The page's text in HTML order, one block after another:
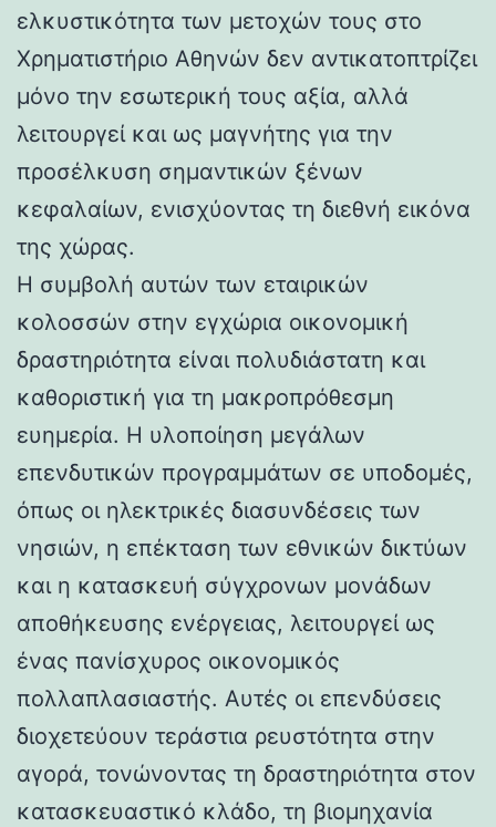
ελκυστικότητα των μετοχών τους στο
Χρηματιστήριο Αθηνών δεν αντικατοπτρίζει
μόνο την εσωτερική τους αξία, αλλά
λειτουργεί και ως μαγνήτης για την
προσέλκυση σημαντικών ξένων
κεφαλαίων, ενισχύοντας τη διεθνή εικόνα
της χώρας.
Η συμβολή αυτών των εταιρικών
κολοσσών στην εγχώρια οικονομική
δραστηριότητα είναι πολυδιάστατη και
καθοριστική για τη μακροπρόθεσμη
ευημερία. Η υλοποίηση μεγάλων
επενδυτικών προγραμμάτων σε υποδομές,
όπως οι ηλεκτρικές διασυνδέσεις των
νησιών, η επέκταση των εθνικών δικτύων
και η κατασκευή σύγχρονων μονάδων
αποθήκευσης ενέργειας, λειτουργεί ως
ένας πανίσχυρος οικονομικός
πολλαπλασιαστής. Αυτές οι επενδύσεις
διοχετεύουν τεράστια ρευστότητα στην
αγορά, τονώνοντας τη δραστηριότητα στον
κατασκευαστικό κλάδο, τη βιομηχανία